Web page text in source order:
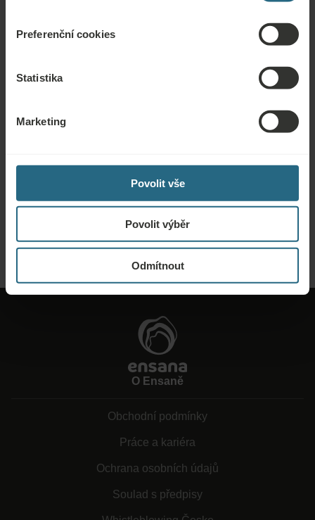
Preferenční cookies
Statistika
Marketing
Povolit vše
Povolit výběr
Odmítnout
Naše nejlepší nabídky si můžete rezervovat zde. Pokud se chcete připojit k
dostávat aktuální informace o všech novinkách, klikněte zde.
Zašlete nám svou poptávku, abychom pro vás mohli připravit nejlepší
možnou nabídku. Rádi vám poskytneme další informace, které jste na našich
ODESLAT POPTÁVKU
O Ensaně
Obchodní podmínky
Práce a kariéra
Ochrana osobních údajů
Soulad s předpisy